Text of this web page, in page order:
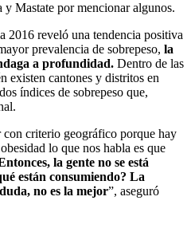
Mastate por mencionar algunos.
2016 reveló una tendencia positiva
prevalencia de sobrepeso, la
a profundidad. Dentro de las
existen cantones y distritos en
índices de sobrepeso que,
criterio geográfico porque hay
lo que nos habla es que
la gente no se está
están consumiendo? La
no es la mejor”, aseguró